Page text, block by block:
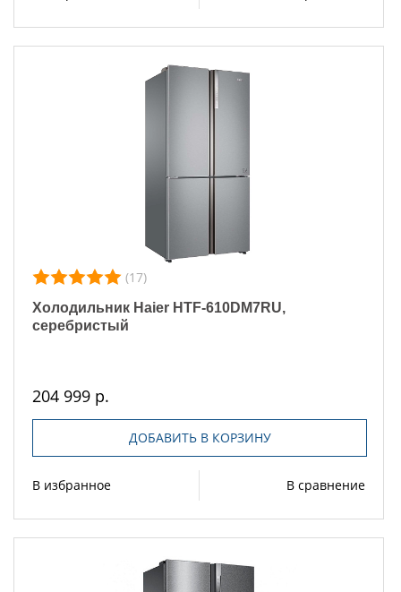
(17)
Холодильник Haier HTF-610DM7RU,
серебристый
204 999 р.
ДОБАВИТЬ В КОРЗИНУ
В избранное В сравнение